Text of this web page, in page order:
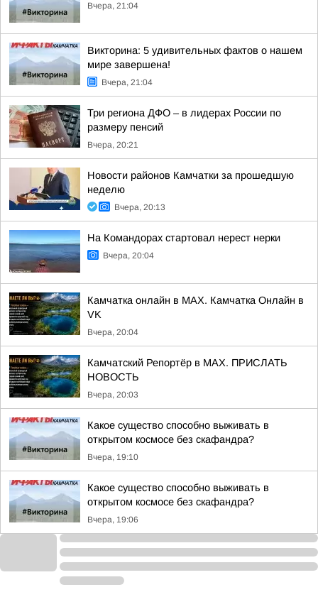
Вчера, 21:04
Викторина: 5 удивительных фактов о нашем
мире завершена!
Вчера, 21:04
Три региона ДФО – в лидерах России по
размеру пенсий
Вчера, 20:21
Новости районов Камчатки за прошедшую
неделю
Вчера, 20:13
На Командорах стартовал нерест нерки
Вчера, 20:04
Камчатка онлайн в MAX. Камчатка Онлайн в
VK
Вчера, 20:04
Камчатский Репортёр в MAX. ПРИСЛАТЬ
НОВОСТЬ
Вчера, 20:03
Какое существо способно выживать в
открытом космосе без скафандра?
Вчера, 19:10
Какое существо способно выживать в
открытом космосе без скафандра?
Вчера, 19:06